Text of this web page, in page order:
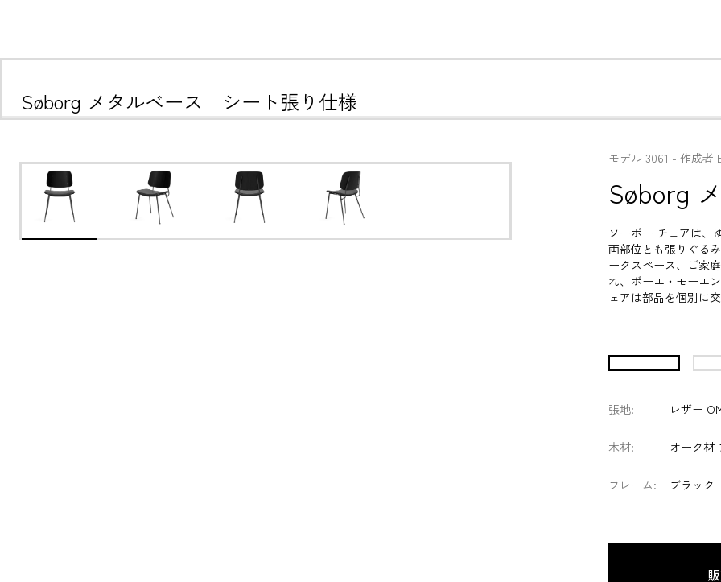
Søborg メタルベース　シート張り仕様
モデル 3061 - 作成者
Søborg
ソーボー チェアは、
両部位とも張りぐる
ークスペース、ご家
れ、ボーエ・モーエ
ェアは部品を個別に
張地:
木材:
フレーム:
レザー
オーク材
ブラック